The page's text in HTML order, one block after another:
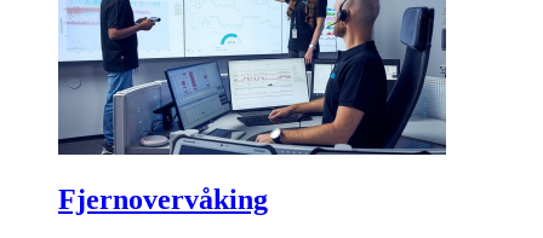
Fjernovervåking